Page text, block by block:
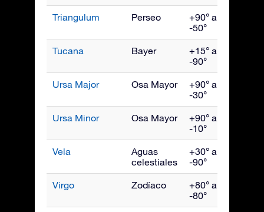
Triangulum Perseo
+90° a
-50°
Tucana Bayer
+15° a
-90°
Ursa Major Osa Mayor
+90° a
-30°
Ursa Minor Osa Mayor
+90° a
-10°
Vela
Aguas
celestiales
+30° a
-90°
Virgo Zodíaco
+80° a
-80°